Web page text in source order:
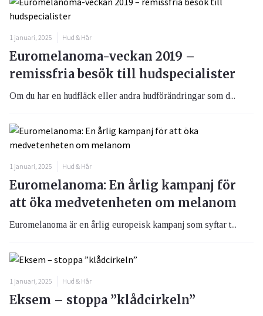
1 januari, 2025 Hud & Hår
Euromelanoma-veckan 2019 –
remissfria besök till hudspecialister
Om du har en hudfläck eller andra hudförändringar som d...
1 januari, 2025 Hud & Hår
Euromelanoma: En årlig kampanj för
att öka medvetenheten om melanom
Euromelanoma är en årlig europeisk kampanj som syftar t...
1 januari, 2025 Hud & Hår
Eksem – stoppa ”klådcirkeln”